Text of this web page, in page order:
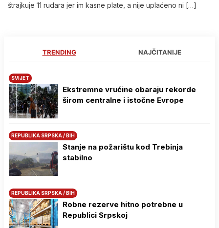
štrajkuje 11 rudara jer im kasne plate, a nije uplaćeno ni […]
TRENDING NAJČITANIJE
SVIJET
Ekstremne vrućine obaraju rekorde
širom centralne i istočne Evrope
REPUBLIKA SRPSKA / BIH
Stanje na požarištu kod Trebinja
stabilno
REPUBLIKA SRPSKA / BIH
Robne rezerve hitno potrebne u
Republici Srpskoj